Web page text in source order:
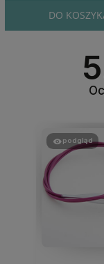
DO
podgląd